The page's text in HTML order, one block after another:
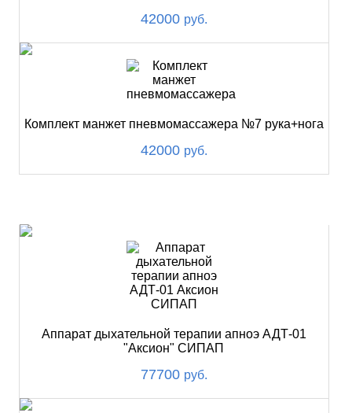
42000 руб.
Комплект манжет пневмомассажера №7 рука+нога
42000 руб.
Аппарат дыхательной терапии апноэ АДТ-01
"Аксион" СИПАП
77700 руб.